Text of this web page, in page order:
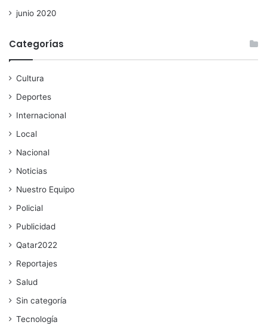
junio 2020
Categorías
Cultura
Deportes
Internacional
Local
Nacional
Noticias
Nuestro Equipo
Policial
Publicidad
Qatar2022
Reportajes
Salud
Sin categoría
Tecnología